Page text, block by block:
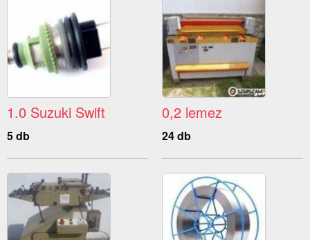
1.0 Suzuki Swift
5 db
0,2 lemez
24 db